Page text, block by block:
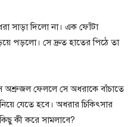
সাড়া দিলো না। এক ফোঁটা
পড়লো। সে দ্রুত হাতের পিঠে তা
অশ্রুজল ফেললে সে অধরাকে বাঁচাতে
যেতে হবে। অধরার চিকিৎসার
কী করে সামলাবে?